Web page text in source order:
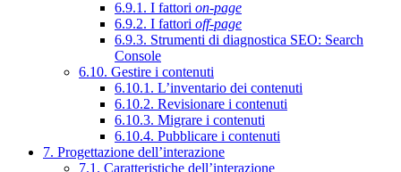
6.9.1. I fattori on-page
6.9.2. I fattori off-page
6.9.3. Strumenti di diagnostica SEO: Search
Console
6.10. Gestire i contenuti
6.10.1. L’inventario dei contenuti
6.10.2. Revisionare i contenuti
6.10.3. Migrare i contenuti
6.10.4. Pubblicare i contenuti
7. Progettazione dell’interazione
7.1. Caratteristiche dell’interazione